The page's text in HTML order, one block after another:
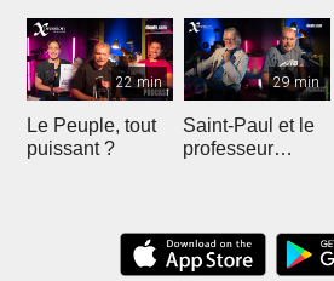
22 min
Le Peuple, tout
puissant ?
29 min
Saint-Paul et le
professeur